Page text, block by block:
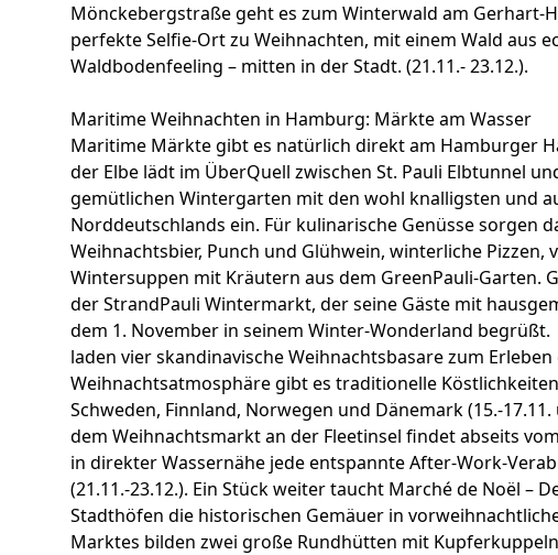
Mönckebergstraße geht es zum Winterwald am Gerhart-
perfekte Selfie-Ort zu Weihnachten, mit einem Wald aus
Waldbodenfeeling – mitten in der Stadt. (21.11.- 23.12.).
Maritime Weihnachten in Hamburg: Märkte am Wasser
Maritime Märkte gibt es natürlich direkt am Hamburger
der Elbelädt im ÜberQuell zwischen St. Pauli Elbtunnel
gemütlichen Wintergarten mit den wohl knalligsten und
Norddeutschlands ein. Für kulinarische Genüsse sorgen
Weihnachtsbier, Punch und Glühwein, winterliche Pizzen,
Wintersuppen mit Kräutern aus dem GreenPauli-Garten.
derStrandPauli Wintermarkt, der seine Gäste mit
dem 1. November in seinem Winter-Wonderland
laden vierskandinavische Weihnachtsbasarezum Erleben
Weihnachtsatmosphäre gibt es traditionelle
Schweden, Finnland, Norwegen und Dänemark (15.-17.11.
dem Weihnachtsmarkt an der Fleetinsel findet abseits
in direkter Wassernähe jede entspannte After-Work-
(21.11.-23.12.). Ein Stück weiter taucht Marché de Noël –
Stadthöfen die historischen Gemäuer in
Marktes bilden zwei große Rundhütten mit